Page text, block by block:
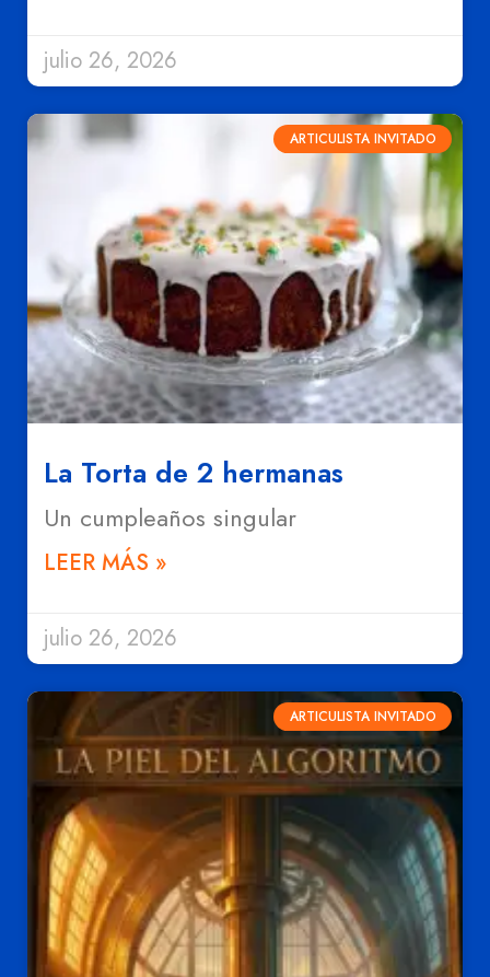
julio 26, 2026
ARTICULISTA INVITADO
La Torta de 2 hermanas
Un cumpleaños singular
LEER MÁS »
julio 26, 2026
ARTICULISTA INVITADO